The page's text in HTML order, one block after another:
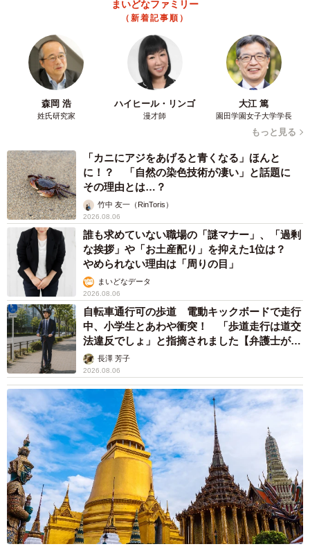
まいどなファミリー
（新着記事順）
森岡 浩
姓氏研究家
ハイヒール・リンゴ
漫才師
大江 篤
園田学園女子大学学長
もっと見る
「カニにアジをあげると青くなる」ほんと
に！？ 「自然の染色技術が凄い」と話題に
その理由とは…？
竹中 友一（RinToris）
2026.08.06
誰も求めていない職場の「謎マナー」、「過剰
な挨拶」や「お土産配り」を抑えた1位は？
やめられない理由は「周りの目」
まいどなデータ
2026.08.06
自転車通行可の歩道 電動キックボードで走行
中、小学生とあわや衝突！ 「歩道走行は道交
法違反でしょ」と指摘されました【弁護士が解
説】長澤 芳子
2026.08.06